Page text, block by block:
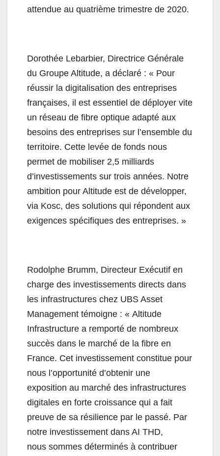
attendue au quatrième trimestre de 2020.
Dorothée Lebarbier, Directrice Générale
du Groupe Altitude, a déclaré : « Pour
réussir la digitalisation des entreprises
françaises, il est essentiel de déployer vite
un réseau de fibre optique adapté aux
besoins des entreprises sur l’ensemble du
territoire. Cette levée de fonds nous
permet de mobiliser 2,5 milliards
d’investissements sur trois années. Notre
ambition pour Altitude est de développer,
via Kosc, des solutions qui répondent aux
exigences spécifiques des entreprises. »
Rodolphe Brumm, Directeur Exécutif en
charge des investissements directs dans
les infrastructures chez UBS Asset
Management témoigne : « Altitude
Infrastructure a remporté de nombreux
succès dans le marché de la fibre en
France. Cet investissement constitue pour
nous l’opportunité d’obtenir une
exposition au marché des infrastructures
digitales en forte croissance qui a fait
preuve de sa résilience par le passé. Par
notre investissement dans AI THD,
nous sommes déterminés à contribuer